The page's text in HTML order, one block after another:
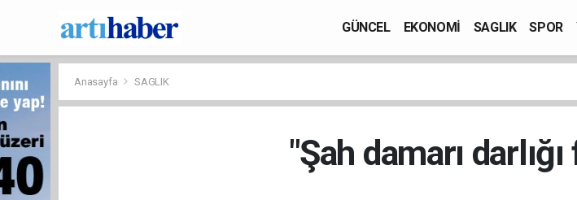
GÜNCEL EKONOMİ SAGLIK SPOR
Anasayfa SAGLIK
"Şah damarı